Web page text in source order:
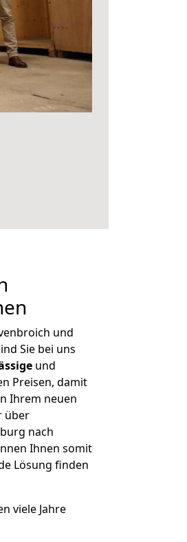
und
Sie bei uns
und
Preisen, damit
Ihrem neuen
über
nach
Ihnen somit
Lösung finden
viele Jahre